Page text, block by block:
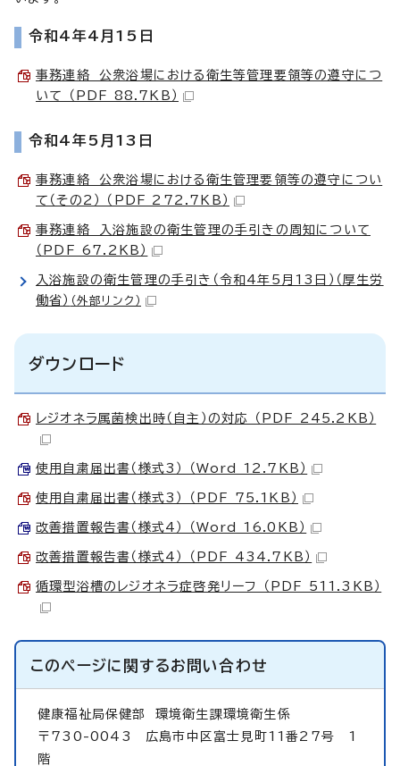
令和4年4月15日
事務連絡 公衆浴場における衛生等管理要領等の遵守につ
いて （PDF 88.7KB）
令和4年5月13日
事務連絡 公衆浴場における衛生管理要領等の遵守につい
て（その2） （PDF 272.7KB）
事務連絡 入浴施設の衛生管理の手引きの周知について
（PDF 67.2KB）
入浴施設の衛生管理の手引き（令和4年5月13日）（厚生労
働省） （外部リンク）
ダウンロード
レジオネラ属菌検出時（自主）の対応 （PDF 245.2KB）
使用自粛届出書（様式3） （Word 12.7KB）
使用自粛届出書（様式3） （PDF 75.1KB）
改善措置報告書（様式4） （Word 16.0KB）
改善措置報告書（様式4） （PDF 434.7KB）
循環型浴槽のレジオネラ症啓発リーフ （PDF 511.3KB）
このページに関するお問い合わせ
健康福祉局保健部 環境衛生課環境衛生係
〒730-0043 広島市中区富士見町11番27号 1
階